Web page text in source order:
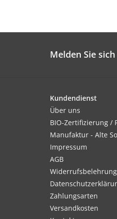
Melden Sie
Kundendienst
Über uns
BIO-Zertifizierung /
Manufaktur - Alte
Impressum
AGB
Widerrufsbelehrung
Zahlungsarten
Versandkosten